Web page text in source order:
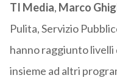
TI Media, Marco
Pulita, Servizio
hanno raggiunto
insieme ad altri